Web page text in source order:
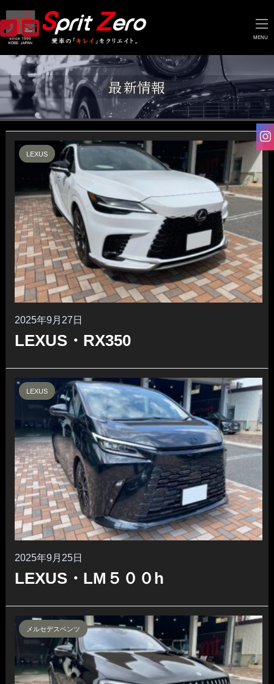
MENU
最新情報
LEXUS
2025年9月27日
LEXUS・RX350
LEXUS
2025年9月25日
LEXUS・LM５００h
メルセデスベンツ